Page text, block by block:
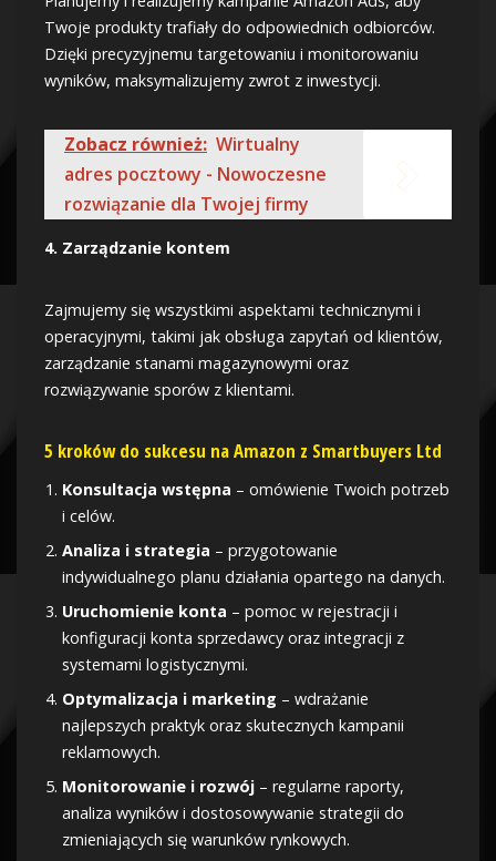
Twoje produkty trafiały do odpowiednich odbiorców.
Dzięki precyzyjnemu targetowaniu i monitorowaniu
wyników, maksymalizujemy zwrot z inwestycji.
Zobacz również: Wirtualny
adres pocztowy - Nowoczesne
rozwiązanie dla Twojej firmy
4. Zarządzanie kontem
Zajmujemy się wszystkimi aspektami technicznymi i
operacyjnymi, takimi jak obsługa zapytań od klientów,
zarządzanie stanami magazynowymi oraz
rozwiązywanie sporów z klientami.
5 kroków do sukcesu na Amazon z Smartbuyers Ltd
Konsultacja wstępna – omówienie Twoich potrzeb
i celów.
Analiza i strategia – przygotowanie
indywidualnego planu działania opartego na danych.
Uruchomienie konta – pomoc w rejestracji i
konfiguracji konta sprzedawcy oraz integracji z
systemami logistycznymi.
Optymalizacja i marketing – wdrażanie
najlepszych praktyk oraz skutecznych kampanii
reklamowych.
Monitorowanie i rozwój – regularne raporty,
analiza wyników i dostosowywanie strategii do
zmieniających się warunków rynkowych.